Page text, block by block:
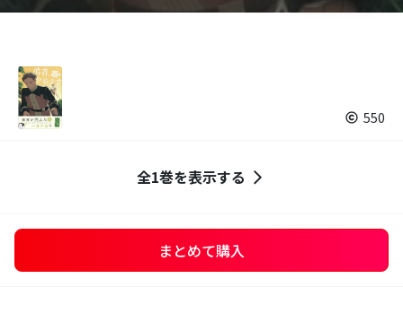
550
全1巻を表示する
まとめて購入